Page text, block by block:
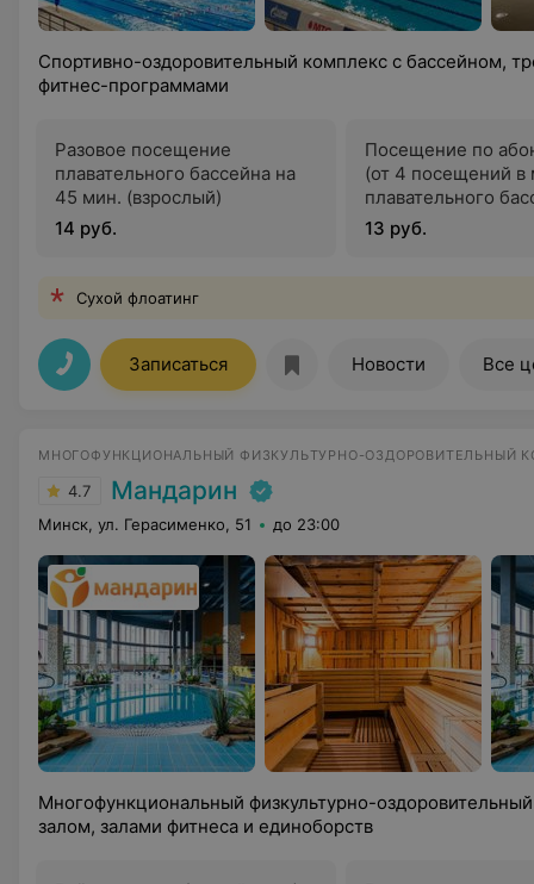
Спортивно-оздоровительный комплекс с бассейном,
фитнес-программами
Разовое посещение
плавательного бассейна на
45 мин. (взрослый)
14 руб.
Посещение по
(от 4 посещений в
плавательного
45 мин. (взрослый)
13 руб.
Сухой флоатинг
Записаться Новости Все
МНОГОФУНКЦИОНАЛЬНЫЙ ФИЗКУЛЬТУРНО-ОЗДОРОВИТЕЛЬНЫЙ
4.7 Мандарин
Минск, ул. Герасименко, 51 до 23:00
Многофункциональный физкультурно-
залом, залами фитнеса и единоборств